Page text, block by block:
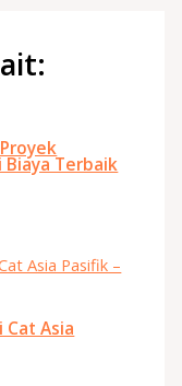
Biaya Terbaik
Cat Asia